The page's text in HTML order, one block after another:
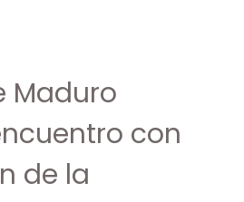
Maduro
con
de la